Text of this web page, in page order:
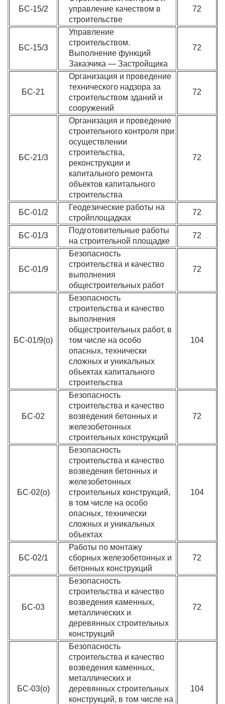
БС-15/2
управление качеством в
строительстве
72
БС-15/3
Управление
строительством.
Выполнение функций
Заказчика — Застройщика
72
БС-21
Организация и проведение
технического надзора за
строительством зданий и
сооружений
72
БС-21/3
Организация и проведение
строительного контроля при
осуществлении
строительства,
реконструкции и
капитального ремонта
объектов капитального
строительства
72
БС-01/2
Геодезические работы на
стройплощадках
72
БС-01/3
Подготовительные работы
на строительной площадке
72
БС-01/9
Безопасность
строительства и качество
выполнения
общестроительных работ
72
БС-01/9(о)
Безопасность
строительства и качество
выполнения
общестроительных работ, в
том числе на особо
опасных, технически
сложных и уникальных
объектах капитального
строительства
104
БС-02
Безопасность
строительства и качество
возведения бетонных и
железобетонных
строительных конструкций
72
БС-02(о)
Безопасность
строительства и качество
возведения бетонных и
железобетонных
строительных конструкций,
в том числе на особо
опасных, технически
сложных и уникальных
объектах
104
БС-02/1
Работы по монтажу
сборных железобетонных и
бетонных конструкций
72
БС-03
Безопасность
строительства и качество
возведения каменных,
металлических и
деревянных строительных
конструкций
72
БС-03(о)
Безопасность
строительства и качество
возведения каменных,
металлических и
деревянных строительных
конструкций, в том числе на
104